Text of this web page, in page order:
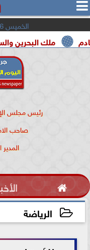
الخميس 6 أغسطس 2026
البحرين والسيسي
رئيس مجلس
صاحب
المدير

الرياضة